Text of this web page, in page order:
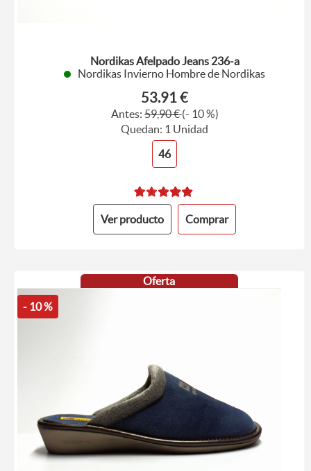
Nordikas Afelpado Jeans 236-a
Nordikas Invierno Hombre de Nordikas
53.91 €
Antes:59,90 €(- 10 %)
Quedan: 1 Unidad
46
Ver producto Comprar
Oferta
- 10 %